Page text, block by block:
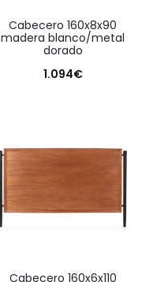
cabecero 160x8x90
madera blanco/metal
dorado
1.094€
cabecero 160x6x110